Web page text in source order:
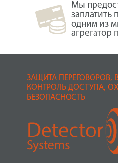
Мы
заплатить
одним из
агрегатор
ЗАЩИТА ПЕРЕГОВОРОВ,
КОНТРОЛЬ ДОСТУПА,
БЕЗОПАСНОСТЬ